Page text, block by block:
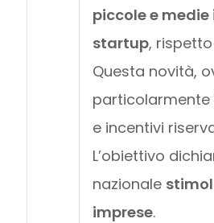
piccole e
startup,
Questa novità,
particolarmente
e incentivi
L’obiettivo
nazionale
imprese.